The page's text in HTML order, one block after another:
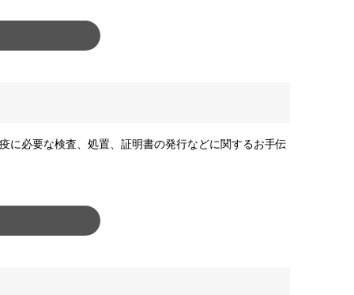
必要な検査、処置、証明書の発行などに関するお手伝